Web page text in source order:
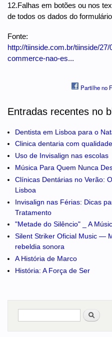
12.Falhas em botões ou nos
de todos os dados do
Fonte:
http://tiinside.com.br/tiinside/
commerce-nao-es...
Partilhe no
Entradas recentes no
Dentista em Lisboa para o
Clinica dentaria com
Uso de Invisalign nas escolas
Música Para Quem Nunca
Clínicas Dentárias no Verão:
Lisboa
Invisalign nas Férias: Dicas
Tratamento
"Metade do Silêncio" _ A
Silent Striker Oficial Music —
rebeldia sonora
A História de Marco
História: A Força de Ser
Pesquisar
no portal